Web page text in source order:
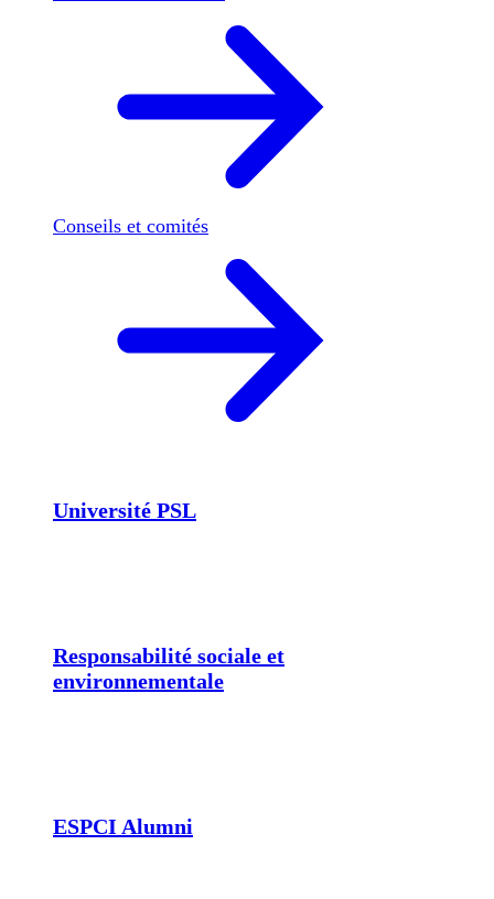
Conseils et comités
Université PSL
Responsabilité sociale et
environnementale
ESPCI Alumni